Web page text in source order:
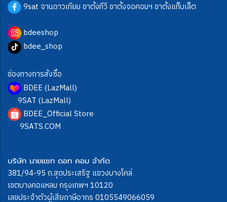
9sat จานดาวเทียม ขาตั้งทีวี ขาตั้งจอคอมฯ ขาตั้งแท็บเล็ต
bdeeshop
bdee_shop
ช่องทางการสั่งซื้อ
BDEE (LazMall)
9SAT (LazMall)
BDEE_Official Store
9SATS.COM
บริษัท นายแซท ดอท คอม จำกัด
381/94-95 ถ.สุดประเสริฐ แขวงบางโคล่
เขตบางคอแหลม กรุงเทพฯ 10120
เลขประจำตัวผู้เสียภาษีอากร 0105549066059